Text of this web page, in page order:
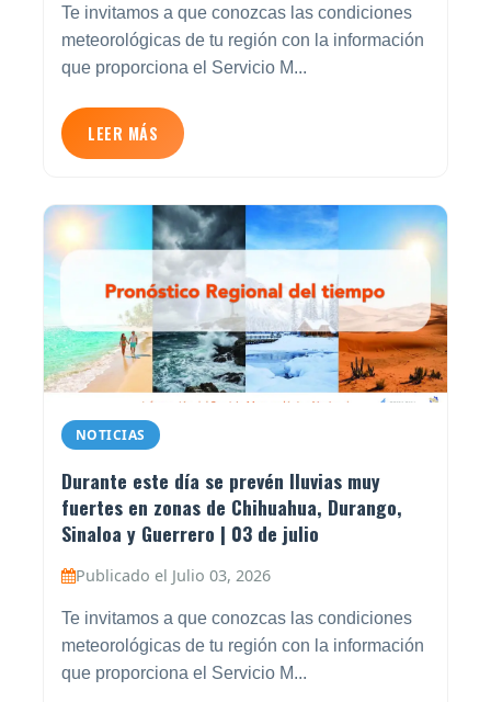
Te invitamos a que conozcas las condiciones
meteorológicas de tu región con la información
que proporciona el Servicio M...
LEER MÁS
NOTICIAS
Durante este día se prevén lluvias muy
fuertes en zonas de Chihuahua, Durango,
Sinaloa y Guerrero | 03 de julio
Publicado el Julio 03, 2026
Te invitamos a que conozcas las condiciones
meteorológicas de tu región con la información
que proporciona el Servicio M...